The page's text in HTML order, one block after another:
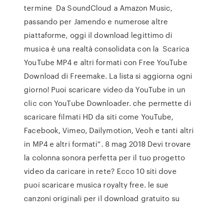
termine Da SoundCloud a Amazon Music,
passando per Jamendo e numerose altre
piattaforme, oggi il download legittimo di
musica è una realtà consolidata con la Scarica
YouTube MP4 e altri formati con Free YouTube
Download di Freemake. La lista si aggiorna ogni
giorno! Puoi scaricare video da YouTube in un
clic con YouTube Downloader. che permette di
scaricare filmati HD da siti come YouTube,
Facebook, Vimeo, Dailymotion, Veoh e tanti altri
in MP4 e altri formati”. 8 mag 2018 Devi trovare
la colonna sonora perfetta per il tuo progetto
video da caricare in rete? Ecco 10 siti dove
puoi scaricare musica royalty free. le sue
canzoni originali per il download gratuito su